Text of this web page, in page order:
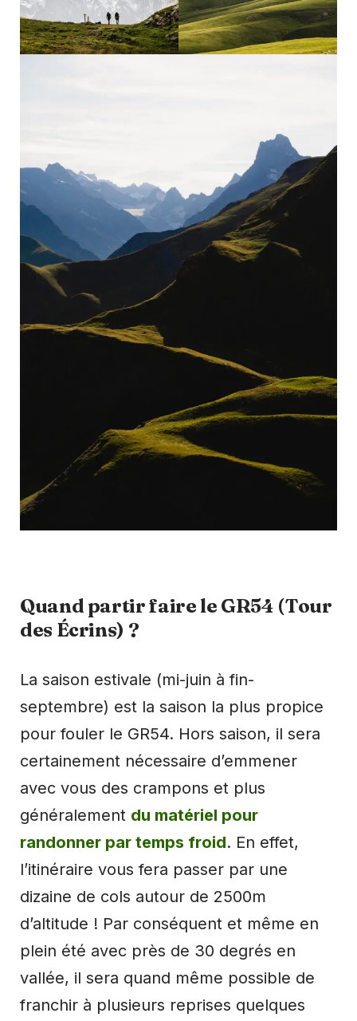
Quand partir faire le GR54 (Tour
des Écrins) ?
La saison estivale (mi-juin à fin-
septembre) est la saison la plus propice
pour fouler le GR54. Hors saison, il sera
certainement nécessaire d’emmener
avec vous des crampons et plus
généralement du matériel pour
randonner par temps froid. En effet,
l’itinéraire vous fera passer par une
dizaine de cols autour de 2500m
d’altitude ! Par conséquent et même en
plein été avec près de 30 degrés en
vallée, il sera quand même possible de
franchir à plusieurs reprises quelques